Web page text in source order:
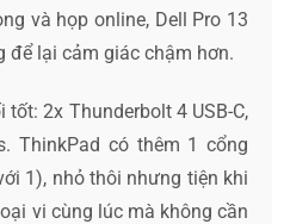
và họp online, Dell Pro 13
để lại cảm giác chậm hơn.
tốt: 2x Thunderbolt 4 USB-C,
ThinkPad có thêm 1 cổng
1), nhỏ thôi nhưng tiện khi
vi cùng lúc mà không cần